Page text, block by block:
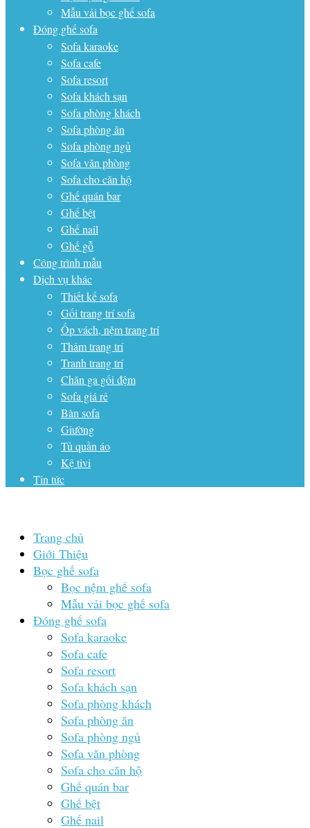
Mẫu vải bọc ghế sofa
Đóng ghế sofa
Sofa karaoke
Sofa cafe
Sofa resort
Sofa khách sạn
Sofa phòng khách
Sofa phòng ăn
Sofa phòng ngủ
Sofa văn phòng
Sofa cho căn hộ
Ghế quán bar
Ghế bệt
Ghế nail
Ghế gỗ
Công trình mẫu
Dịch vụ khác
Thiết kế sofa
Gối trang trí sofa
Ốp vách, nệm trang trí
Thảm trang trí
Tranh trang trí
Chăn ga gối đệm
Sofa giá rẻ
Bàn sofa
Giường
Tủ quần áo
Kệ tivi
Tin tức
Trang chủ
Giới Thiệu
Bọc ghế sofa
Bọc nệm ghế sofa
Mẫu vải bọc ghế sofa
Đóng ghế sofa
Sofa karaoke
Sofa cafe
Sofa resort
Sofa khách sạn
Sofa phòng khách
Sofa phòng ăn
Sofa phòng ngủ
Sofa văn phòng
Sofa cho căn hộ
Ghế quán bar
Ghế bệt
Ghế nail